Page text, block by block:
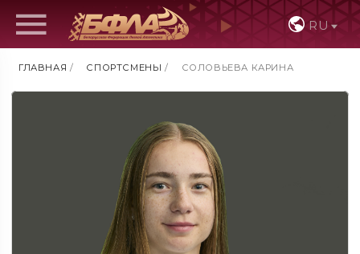
RU
ГЛАВНАЯ / СПОРТСМЕНЫ / СОЛОВЬЕВА КАРИНА